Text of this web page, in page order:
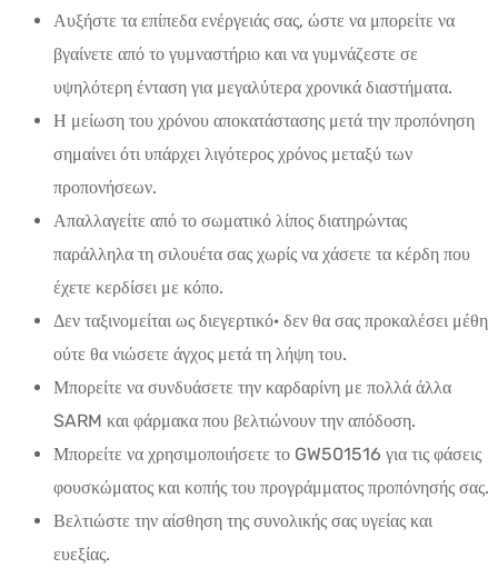
Αυξήστε τα επίπεδα ενέργειάς σας, ώστε να μπορείτε να
βγαίνετε από το γυμναστήριο και να γυμνάζεστε σε
υψηλότερη ένταση για μεγαλύτερα χρονικά διαστήματα.
Η μείωση του χρόνου αποκατάστασης μετά την προπόνηση
σημαίνει ότι υπάρχει λιγότερος χρόνος μεταξύ των
προπονήσεων.
Απαλλαγείτε από το σωματικό λίπος διατηρώντας
παράλληλα τη σιλουέτα σας χωρίς να χάσετε τα κέρδη που
έχετε κερδίσει με κόπο.
Δεν ταξινομείται ως διεγερτικό· δεν θα σας προκαλέσει μέθη
ούτε θα νιώσετε άγχος μετά τη λήψη του.
Μπορείτε να συνδυάσετε την καρδαρίνη με πολλά άλλα
SARM και φάρμακα που βελτιώνουν την απόδοση.
Μπορείτε να χρησιμοποιήσετε το GW501516 για τις φάσεις
φουσκώματος και κοπής του προγράμματος προπόνησής σας.
Βελτιώστε την αίσθηση της συνολικής σας υγείας και
ευεξίας.